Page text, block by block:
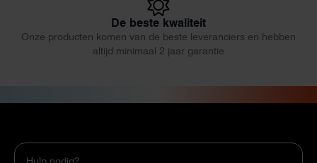
De beste kwaliteit
Onze producten komen van de beste leveranciers en hebben
altijd minimaal 2 jaar garantie